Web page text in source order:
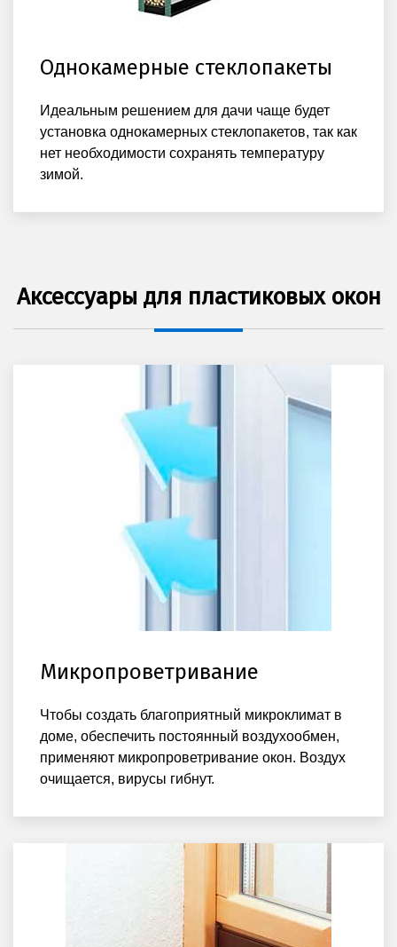
Однокамерные стеклопакеты
Идеальным решением для дачи чаще будет
установка однокамерных стеклопакетов, так как
нет необходимости сохранять температуру
зимой.
Аксессуары для пластиковых окон
Микропроветривание
Чтобы создать благоприятный микроклимат в
доме, обеспечить постоянный воздухообмен,
применяют микропроветривание окон. Воздух
очищается, вирусы гибнут.